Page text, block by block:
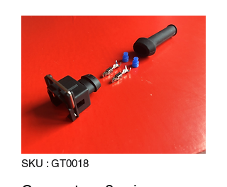
SKU : GT0018